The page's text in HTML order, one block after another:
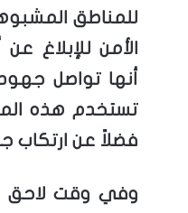
للمناطق
الأمن للإبلاغ
أنها تواصل
تستخدم هذه
فضلاً عن ارتكاب
وفي وقت لاحق